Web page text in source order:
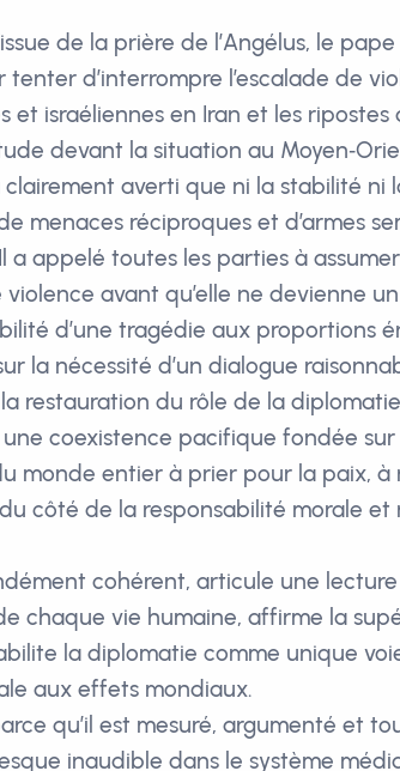
de la prière de l’Angélus, le
d’interrompre l’escalade de
et israéliennes en Iran et les ripostes
devant la situation au
averti que ni la stabilité ni
menaces réciproques et d’armes
a appelé toutes les parties à
avant qu’elle ne devienne
d’une tragédie aux proportions
la nécessité d’un dialogue
restauration du rôle de la
coexistence pacifique fondée sur
monde entier à prier pour la paix, à
côté de la responsabilité morale et
cohérent, articule une
chaque vie humaine, affirme la
la diplomatie comme unique
aux effets mondiaux.
qu’il est mesuré, argumenté et
inaudible dans le système